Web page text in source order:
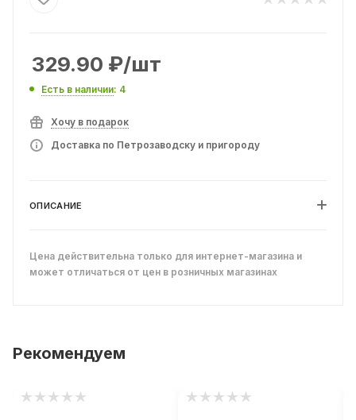
329.90 ₽/шт
Есть в наличии: 4
Хочу в подарок
Доставка по Петрозаводску и пригороду
ОПИСАНИЕ
Цена действительна только для интернет-магазина и
может отличаться от цен в розничных магазинах
Рекомендуем